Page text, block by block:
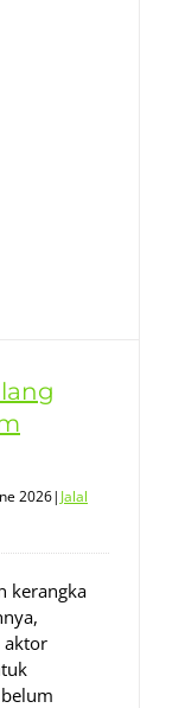
2026| Jalal
kerangka
aktor